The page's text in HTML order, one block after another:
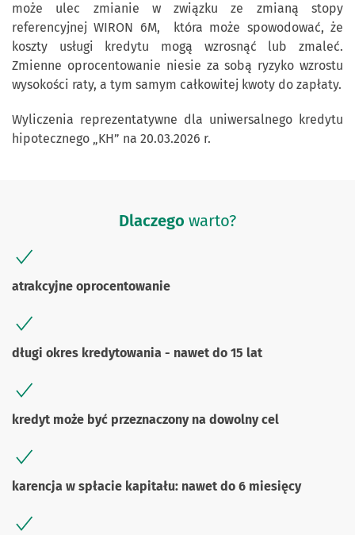
może ulec zmianie w związku ze zmianą stopy
referencyjnej WIRON 6M, która może spowodować, że
koszty usługi kredytu mogą wzrosnąć lub zmaleć.
Zmienne oprocentowanie niesie za sobą ryzyko wzrostu
wysokości raty, a tym samym całkowitej kwoty do zapłaty.
Wyliczenia reprezentatywne dla uniwersalnego kredytu
hipotecznego „KH” na 20.03.2026 r.
Dlaczego warto?
atrakcyjne oprocentowanie
długi okres kredytowania - nawet do 15 lat
kredyt może być przeznaczony na dowolny cel
karencja w spłacie kapitału: nawet do 6 miesięcy